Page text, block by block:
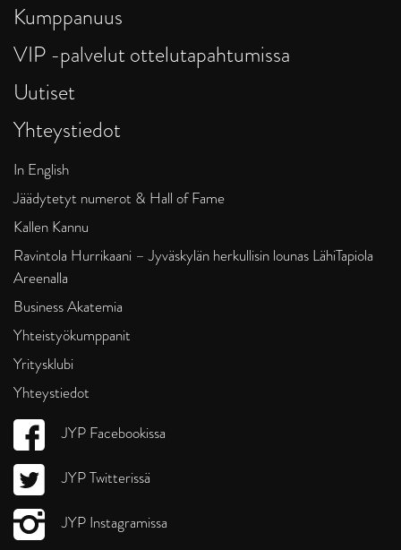
Kumppanuus
VIP -palvelut ottelutapahtumissa
Uutiset
Yhteystiedot
In English
Jäädytetyt numerot & Hall of Fame
Kallen Kannu
Ravintola Hurrikaani – Jyväskylän herkullisin lounas LähiTapiola
Areenalla
Business Akatemia
Yhteistyökumppanit
Yritysklubi
Yhteystiedot
JYP Facebookissa
JYP Twitterissä
JYP Instagramissa